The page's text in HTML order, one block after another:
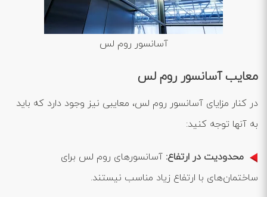
آسانسور روم لس
معایب آسانسور روم لس
در کنار مزایای آسانسور روم لس، معایبی نیز وجود دارد که باید
به آنها توجه کنید:
محدودیت در ارتفاع: آسانسورهای روم لس برای
ساختمان‌های با ارتفاع زیاد مناسب نیستند.